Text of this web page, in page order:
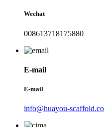
Wechat
008613718175880
E-mail
E-mail
info@huayou-